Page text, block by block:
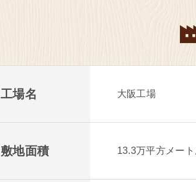
工場名 大阪工場
敷地面積 13.3万平方メー